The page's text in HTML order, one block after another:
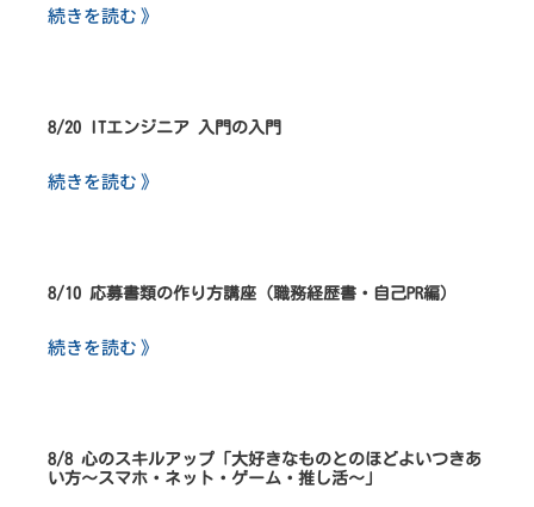
続きを読む 》
8/20 ITエンジニア 入門の入門
続きを読む 》
8/10 応募書類の作り方講座（職務経歴書・自己PR編）
続きを読む 》
8/8 心のスキルアップ「大好きなものとのほどよいつきあ
い方～スマホ・ネット・ゲーム・推し活～」